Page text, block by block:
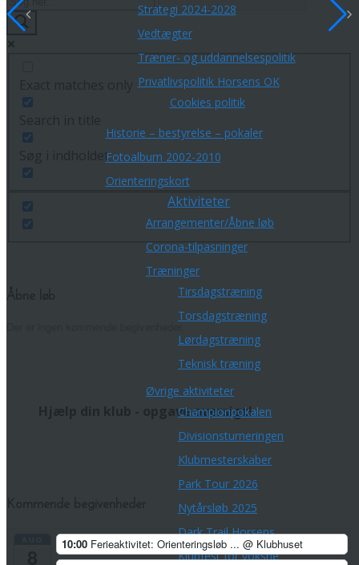
Strategi 2024-2028
Vedtægter
Træner- og uddannelsespolitik
Privatlivspolitik Horsens OK
Cookies politik
Historie – bestyrelse – pokaler
Fotoalbum 2002-2010
Orienteringskort
Aktiviteter
Arrangementer/Åbne løb
Corona-tilpasninger
Træninger
Tirsdagstræning
Torsdagstræning
Lørdagstræning
Teknisk træning
Øvrige aktiviteter
Championpokalen
Divisionsturneringen
Klubmesterskaber
Park Tour 2026
Nytårsløb 2025
Dark Trail Horsens
Klubfest for voksne
Søg i indholdet
Hjælp din klub - opgave oversigt!
10:00 Ferieaktivitet: Orienteringsløb ... @ Klubhuset